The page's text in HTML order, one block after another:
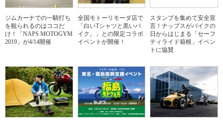
ジムカーナでの一騎打ち
を観られるのはココだ
け！「NAPS MOTOGYM
2019」が4/14開催
全国モトーリモーダ店で
「白いTシャツと黒いバ
イク。」との限定コラボ
イベントが開催！
スタンプを集めて安全宣
言！ナップスがバイクの
日からはじまる「セーフ
ティライド箱根」イベン
トに協賛